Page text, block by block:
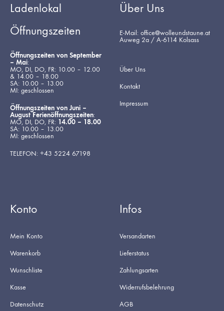
Ladenlokal
Öffnungszeiten
Öffnungszeiten von September
– Mai:
MO, DI, DO, FR: 10.00 – 12.00
& 14.00 – 18.00
SA: 10.00 – 13.00
MI: geschlossen
Öffnungszeiten von Juni –
August Ferienöffnungszeiten:
MO, DI, DO, FR: 14.00 – 18.00
SA: 10.00 – 13.00
MI: geschlossen
TELEFON: +43 5224 67198
Über Uns
E-Mail: office@wolleundstaune.at
Auweg 2a / A-6114 Kolsass
Über Uns
Kontakt
Impressum
Konto
Mein Konto
Warenkorb
Wunschliste
Kasse
Datenschutz
Infos
Versandarten
Lieferstatus
Zahlungsarten
Widerrufsbelehrung
AGB